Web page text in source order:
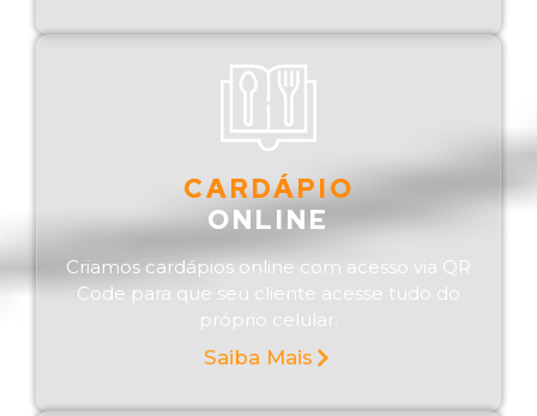
CARDÁPIO
ONLINE
Criamos cardápios online com acesso via QR
Code para que seu cliente acesse tudo do
próprio celular.
Saiba Mais